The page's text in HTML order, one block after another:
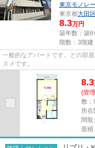
東京モノレ
東京都大田区
8.3万円
築年数：築6
階数：3階建
一般的なアパートです。どの部
スメです。
8.3
(管
敷：
所
間
面積